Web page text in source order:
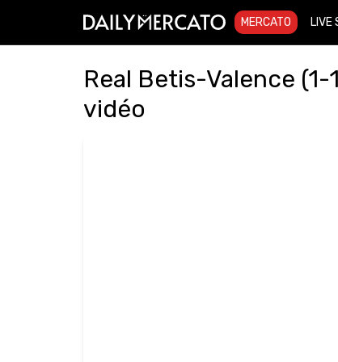
MERCATO LIVE
Real Betis-Valence
vidéo